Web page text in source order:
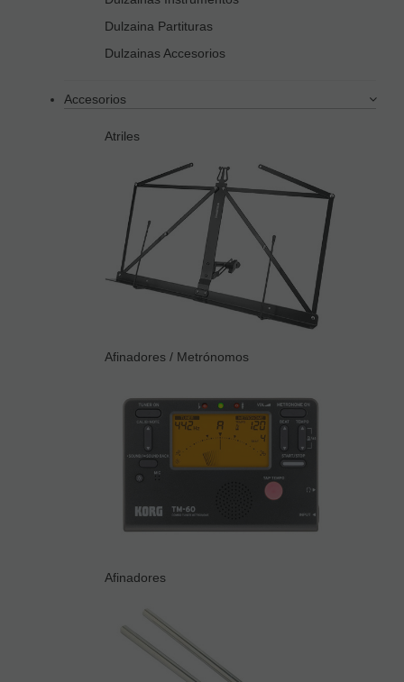
Dulzaina Partituras
Dulzainas Accesorios
Accesorios
Atriles
Afinadores / Metrónomos
Afinadores